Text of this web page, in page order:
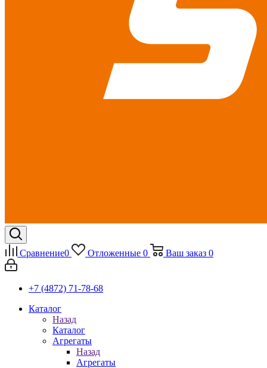
Сравнение0 Отложенные 0 Ваш заказ 0
+7 (4872) 71-78-68
Каталог
Назад
Каталог
Агрегаты
Назад
Агрегаты